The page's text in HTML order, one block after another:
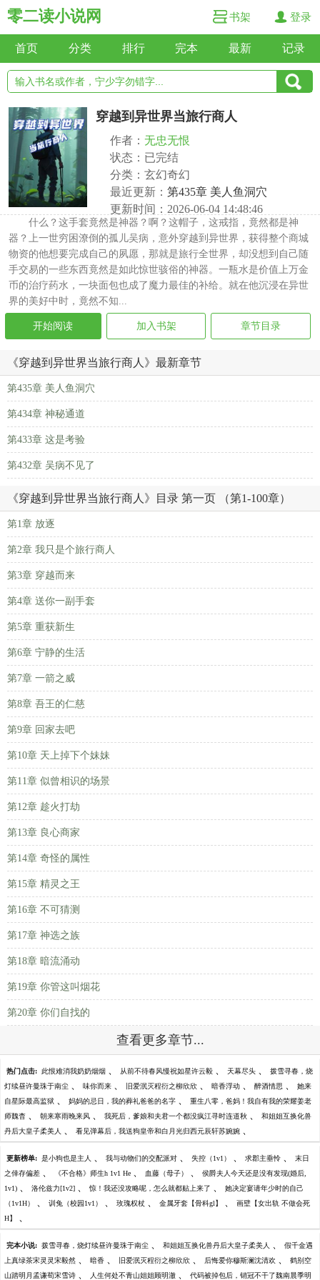
零二读小说网 书架 登录
首页 分类 排行 完本 最新 记录
穿越到异世界当旅行商人
作者： 无忠无恨
状态：已完结
分类：玄幻奇幻
最近更新： 第435章 美人鱼洞穴
更新时间：2026-06-04 14:48:46
什么？这手套竟然是神器？啊？这帽子，这戒指，竟然都是神
器？上一世穷困潦倒的孤儿吴病，意外穿越到异世界，获得整个商城
物资的他想要完成自己的夙愿，那就是旅行全世界，却没想到自己随
手交易的一些东西竟然是如此惊世骇俗的神器。一瓶水是价值上万金
币的治疗药水，一块面包也成了魔力最佳的补给。就在他沉浸在异世
界的美好中时，竟然不知...
开始阅读 加入书架 章节目录
《穿越到异世界当旅行商人》最新章节
第435章 美人鱼洞穴
第434章 神秘通道
第433章 这是考验
第432章 吴病不见了
《穿越到异世界当旅行商人》目录 第一页 （第1-100章）
第1章 放逐
第2章 我只是个旅行商人
第3章 穿越而来
第4章 送你一副手套
第5章 重获新生
第6章 宁静的生活
第7章 一箭之威
第8章 吾王的仁慈
第9章 回家去吧
第10章 天上掉下个妹妹
第11章 似曾相识的场景
第12章 趁火打劫
第13章 良心商家
第14章 奇怪的属性
第15章 精灵之王
第16章 不可猜测
第17章 神选之族
第18章 暗流涌动
第19章 你管这叫烟花
第20章 你们自找的
查看更多章节...
热门点击: 此恨难消我奶奶烟烟 、 从前不待春风慢祝如星许云毅 、 天幕尽头 、 拨雪寻春，烧
灯续昼许曼珠于南尘 、 味你而来 、 旧爱泯灭程衍之柳欣欣 、 暗香浮动 、 醉酒情思 、 她来
自星际最高监狱 、 妈妈的忌日，我的葬礼爸爸的名字 、 重生八零，爸妈！我自有我的荣耀姜老
师魏杳 、 朝来寒雨晚来风 、 我死后，爹娘和夫君一个都没疯江寻时连道秋 、 和姐姐互换化兽
丹后大皇子柔美人 、 看见弹幕后，我送狗皇帝和白月光归西元辰轩苏婉婉 、
更新榜单: 是小狗也是主人 、 我与动物们的交配派对 、 失控（1v1） 、 求郡主垂怜 、 末日
之倖存偏差 、 《不合格》师生h 1v1 He 、 血藤（母子） 、 侯爵夫人今天还是没有发现(婚后,
1v1) 、 洛伦兹力[1v2] 、 惊！我还没攻略呢，怎么就都贴上来了 、 她决定宴请年少时的自己
（1v1H） 、 训兔（校园1v1） 、 玫瑰权杖 、 金属牙套【骨科gl】 、 画壁【女出轨 不做会死
H】 、
完本小说: 拨雪寻春，烧灯续昼许曼珠于南尘 、 和姐姐互换化兽丹后大皇子柔美人 、 假千金遇
上真绿茶宋灵灵宋毅然 、 暗香 、 旧爱泯灭程衍之柳欣欣 、 后悔爱你穆斯澜沈清欢 、 鹤别空
山踏明月孟谦荀宋雪诗 、 人生何处不青山姐姐顾明澈 、 代码被掉包后，销冠不干了魏南晨季明